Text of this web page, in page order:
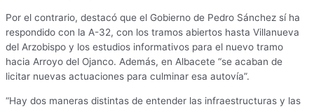
Por el contrario, destacó que el Gobierno de Pedro Sánchez sí ha
respondido con la A-32, con los tramos abiertos hasta Villanueva
del Arzobispo y los estudios informativos para el nuevo tramo
hacia Arroyo del Ojanco. Además, en Albacete “se acaban de
licitar nuevas actuaciones para culminar esa autovía”.
“Hay dos maneras distintas de entender las infraestructuras y las